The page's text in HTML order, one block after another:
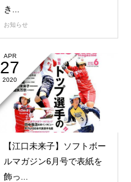
き...
お知らせ
APR
27
2020
【江口未来子】ソフトボー
ルマガジン6月号で表紙を
飾っ...